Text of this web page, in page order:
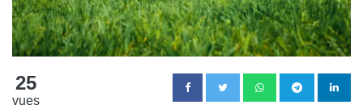
25
vues